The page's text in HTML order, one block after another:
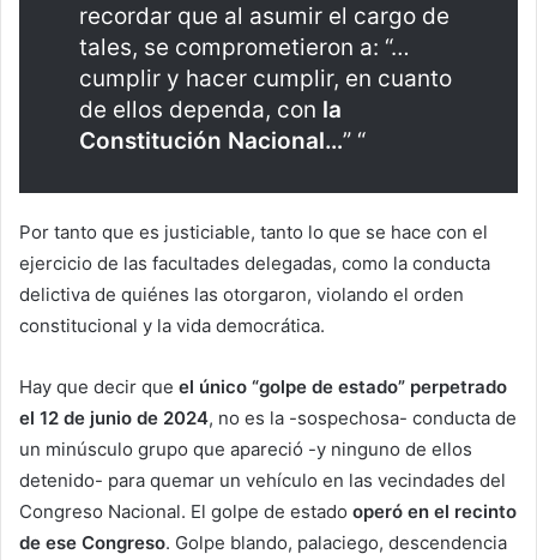
recordar que al asumir el cargo de
tales, se comprometieron a: “…
cumplir y hacer cumplir, en cuanto
de ellos dependa, con la
Constitución Nacional…” “
Por tanto que es justiciable, tanto lo que se hace con el
ejercicio de las facultades delegadas, como la conducta
delictiva de quiénes las otorgaron, violando el orden
constitucional y la vida democrática.
Hay que decir que el único “golpe de estado” perpetrado
el 12 de junio de 2024, no es la -sospechosa- conducta de
un minúsculo grupo que apareció -y ninguno de ellos
detenido- para quemar un vehículo en las vecindades del
Congreso Nacional. El golpe de estado operó en el recinto
de ese Congreso. Golpe blando, palaciego, descendencia